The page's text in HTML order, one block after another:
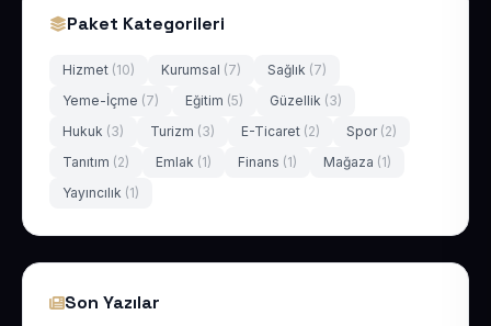
Paket Kategorileri
Hizmet (10) Kurumsal (7) Sağlık (7)
Yeme-İçme (7) Eğitim (5) Güzellik (3)
Hukuk (3) Turizm (3) E-Ticaret (2) Spor (2)
Tanıtım (2) Emlak (1) Finans (1) Mağaza (1)
Yayıncılık (1)
Son Yazılar